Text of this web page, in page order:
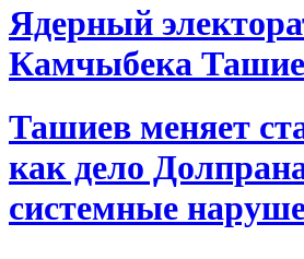
Ядерный
Камчыбека
Ташиев меняет
как дело
системные